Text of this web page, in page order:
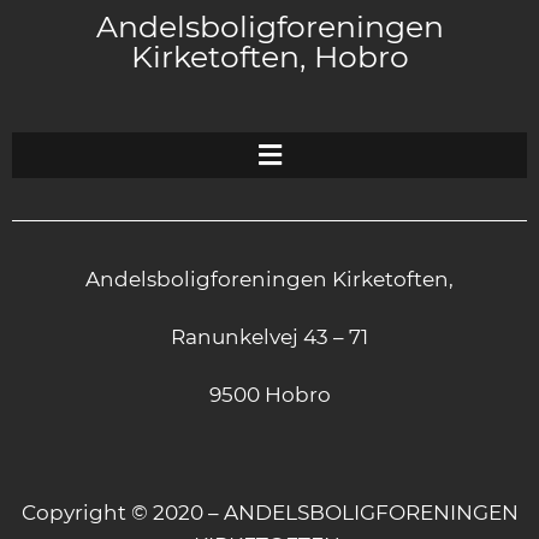
Andelsboligforeningen
Kirketoften, Hobro
Andelsboligforeningen Kirketoften,
Ranunkelvej 43 – 71
9500 Hobro
Copyright © 2020 – ANDELSBOLIGFORENINGEN